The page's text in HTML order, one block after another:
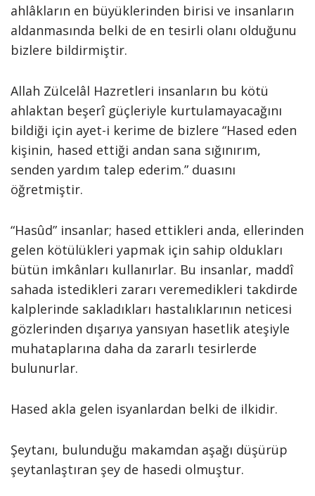
ahlâkların en büyüklerinden birisi ve insanların
aldanmasında belki de en tesirli olanı olduğunu
bizlere bildirmiştir.
Allah Zülcelâl Hazretleri insanların bu kötü
ahlaktan beşerî güçleriyle kurtulamayacağını
bildiği için ayet-i kerime de bizlere “Hased eden
kişinin, hased ettiği andan sana sığınırım,
senden yardım talep ederim.” duasını
öğretmiştir.
“Hasûd” insanlar; hased ettikleri anda, ellerinden
gelen kötülükleri yapmak için sahip oldukları
bütün imkânları kullanırlar. Bu insanlar, maddî
sahada istedikleri zararı veremedikleri takdirde
kalplerinde sakladıkları hastalıklarının neticesi
gözlerinden dışarıya yansıyan hasetlik ateşiyle
muhataplarına daha da zararlı tesirlerde
bulunurlar.
Hased akla gelen isyanlardan belki de ilkidir.
Şeytanı, bulunduğu makamdan aşağı düşürüp
şeytanlaştıran şey de hasedi olmuştur.